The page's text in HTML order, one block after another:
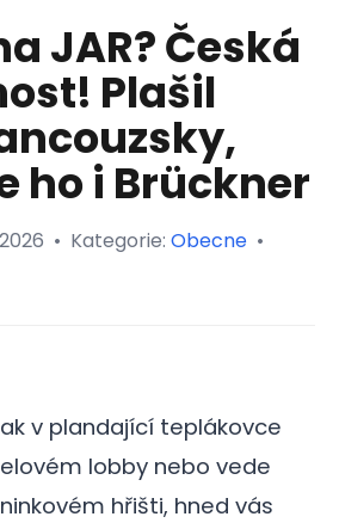
JAR? Česká
Plašil
ho i Brückner
• Kategorie: Obecne •
v plandající teplákovce
lobby nebo vede
hřišti, hned vás